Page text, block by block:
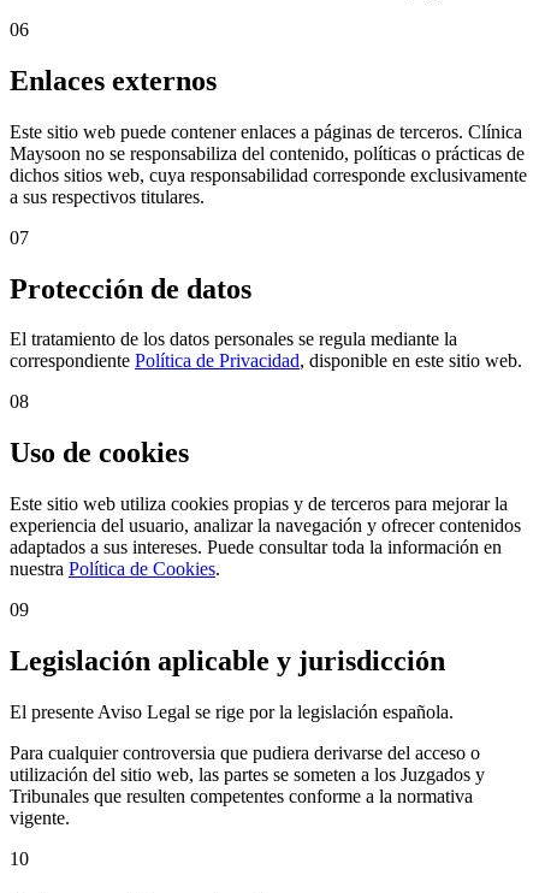
06
Enlaces externos
Este sitio web puede contener enlaces a páginas de terceros. Clínica
Maysoon no se responsabiliza del contenido, políticas o prácticas de
dichos sitios web, cuya responsabilidad corresponde exclusivamente
a sus respectivos titulares.
07
Protección de datos
El tratamiento de los datos personales se regula mediante la
correspondiente Política de Privacidad, disponible en este sitio web.
08
Uso de cookies
Este sitio web utiliza cookies propias y de terceros para mejorar la
experiencia del usuario, analizar la navegación y ofrecer contenidos
adaptados a sus intereses. Puede consultar toda la información en
nuestra Política de Cookies.
09
Legislación aplicable y jurisdicción
El presente Aviso Legal se rige por la legislación española.
Para cualquier controversia que pudiera derivarse del acceso o
utilización del sitio web, las partes se someten a los Juzgados y
Tribunales que resulten competentes conforme a la normativa
vigente.
10